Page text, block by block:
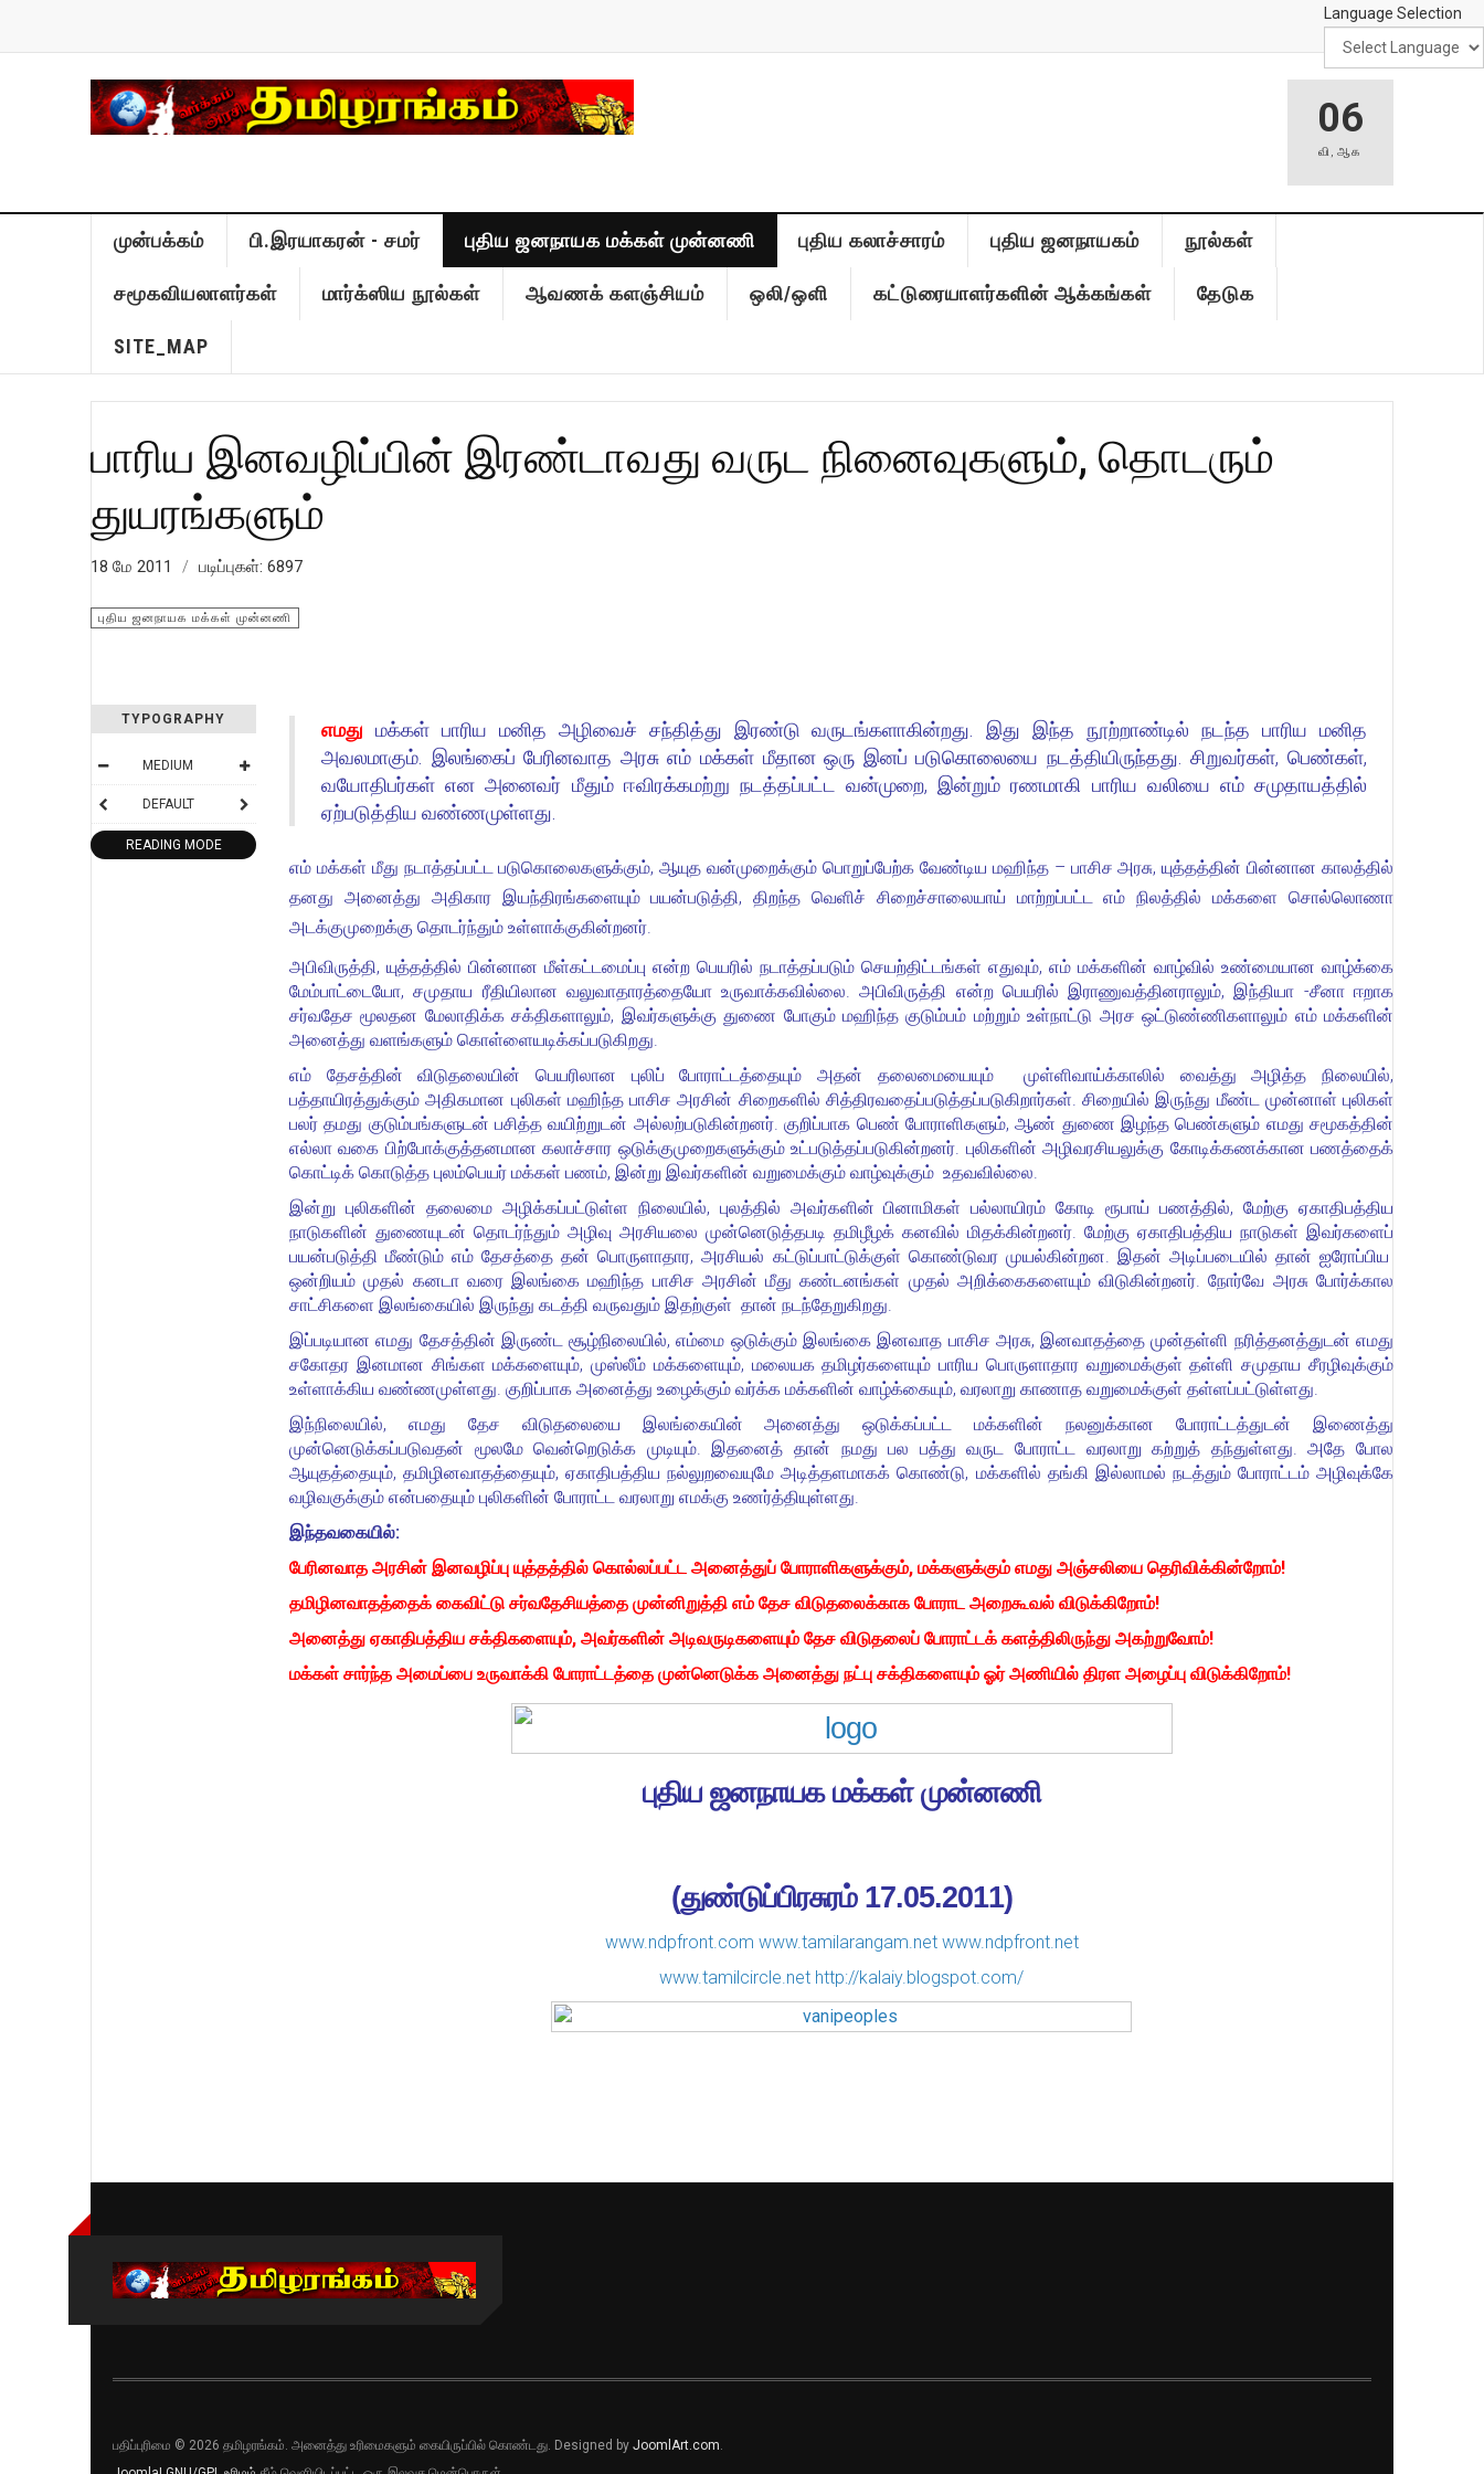
Language Selection
06
வி ,ஆக
முன்பக்கம் பி.இரயாகரன் - சமர் புதிய ஜனநாயக மக்கள் முன்னணி புதிய கலாச்சாரம் புதிய ஜனநாயகம் நூல்கள்
சமூகவியலாளர்கள் மார்க்ஸிய நூல்கள் ஆவணக் களஞ்சியம் ஒலி/ஒளி கட்டுரையாளர்களின் ஆக்கங்கள் தேடுக
SITE_MAP
பாரிய இனவழிப்பின் இரண்டாவது வருட நினைவுகளும், தொடரும்
துயரங்களும்
18 மே 2011 படிப்புகள்: 6897
புதிய ஜனநாயக மக்கள் முன்னணி
TYPOGRAPHY
MEDIUM
DEFAULT
READING MODE
எமது மக்கள் பாரிய மனித அழிவைச் சந்தித்து இரண்டு வருடங்களாகின்றது. இது இந்த நூற்றாண்டில் நடந்த பாரிய மனித
அவலமாகும். இலங்கைப் பேரினவாத அரசு எம் மக்கள் மீதான ஒரு இனப் படுகொலையை நடத்தியிருந்தது. சிறுவர்கள், பெண்கள்,
வயோதிபர்கள் என அனைவர் மீதும் ஈவிரக்கமற்று நடத்தப்பட்ட வன்முறை, இன்றும் ரணமாகி பாரிய வலியை எம் சமுதாயத்தில்
ஏற்படுத்திய வண்ணமுள்ளது.
எம் மக்கள் மீது நடாத்தப்பட்ட படுகொலைகளுக்கும், ஆயுத வன்முறைக்கும் பொறுப்பேற்க வேண்டிய மஹிந்த – பாசிச அரசு, யுத்தத்தின் பின்னான காலத்தில்
தனது அனைத்து அதிகார இயந்திரங்களையும் பயன்படுத்தி, திறந்த வெளிச் சிறைச்சாலையாய் மாற்றப்பட்ட எம் நிலத்தில் மக்களை சொல்லொணா
அடக்குமுறைக்கு தொடர்ந்தும் உள்ளாக்குகின்றனர்.
அபிவிருத்தி, யுத்தத்தில் பின்னான மீள்கட்டமைப்பு என்ற பெயரில் நடாத்தப்படும் செயற்திட்டங்கள் எதுவும், எம் மக்களின் வாழ்வில் உண்மையான வாழ்க்கை
மேம்பாட்டையோ, சமுதாய ரீதியிலான வலுவாதாரத்தையோ உருவாக்கவில்லை. அபிவிருத்தி என்ற பெயரில் இராணுவத்தினராலும், இந்தியா -சீனா ஈறாக
சர்வதேச மூலதன மேலாதிக்க சக்திகளாலும், இவர்களுக்கு துணை போகும் மஹிந்த குடும்பம் மற்றும் உள்நாட்டு அரச ஒட்டுண்ணிகளாலும் எம் மக்களின்
அனைத்து வளங்களும் கொள்ளையடிக்கப்படுகிறது.
எம் தேசத்தின் விடுதலையின் பெயரிலான புலிப் போராட்டத்தையும் அதன் தலைமையையும் முள்ளிவாய்க்காலில் வைத்து அழித்த நிலையில்,
பத்தாயிரத்துக்கும் அதிகமான புலிகள் மஹிந்த பாசிச அரசின் சிறைகளில் சித்திரவதைப்படுத்தப்படுகிறார்கள். சிறையில் இருந்து மீண்ட முன்னாள் புலிகள்
பலர் தமது குடும்பங்களுடன் பசித்த வயிற்றுடன் அல்லற்படுகின்றனர். குறிப்பாக பெண் போராளிகளும், ஆண் துணை இழந்த பெண்களும் எமது சமூகத்தின்
எல்லா வகை பிற்போக்குத்தனமான கலாச்சார ஒடுக்குமுறைகளுக்கும் உட்படுத்தப்படுகின்றனர். புலிகளின் அழிவரசியலுக்கு கோடிக்கணக்கான பணத்தைக்
கொட்டிக் கொடுத்த புலம்பெயர் மக்கள் பணம், இன்று இவர்களின் வறுமைக்கும் வாழ்வுக்கும் உதவவில்லை.
இன்று புலிகளின் தலைமை அழிக்கப்பட்டுள்ள நிலையில், புலத்தில் அவர்களின் பினாமிகள் பல்லாயிரம் கோடி ரூபாய் பணத்தில், மேற்கு ஏகாதிபத்திய
நாடுகளின் துணையுடன் தொடர்ந்தும் அழிவு அரசியலை முன்னெடுத்தபடி தமிழீழக் கனவில் மிதக்கின்றனர். மேற்கு ஏகாதிபத்திய நாடுகள் இவர்களைப்
பயன்படுத்தி மீண்டும் எம் தேசத்தை தன் பொருளாதார, அரசியல் கட்டுப்பாட்டுக்குள் கொண்டுவர முயல்கின்றன. இதன் அடிப்படையில் தான் ஐரோப்பிய
ஒன்றியம் முதல் கனடா வரை இலங்கை மஹிந்த பாசிச அரசின் மீது கண்டனங்கள் முதல் அறிக்கைகளையும் விடுகின்றனர். நோர்வே அரசு போர்க்கால
சாட்சிகளை இலங்கையில் இருந்து கடத்தி வருவதும் இதற்குள் தான் நடந்தேறுகிறது.
இப்படியான எமது தேசத்தின் இருண்ட சூழ்நிலையில், எம்மை ஒடுக்கும் இலங்கை இனவாத பாசிச அரசு, இனவாதத்தை முன்தள்ளி நரித்தனத்துடன் எமது
சகோதர இனமான சிங்கள மக்களையும், முஸ்லீம் மக்களையும், மலையக தமிழர்களையும் பாரிய பொருளாதார வறுமைக்குள் தள்ளி சமுதாய சீரழிவுக்கும்
உள்ளாக்கிய வண்ணமுள்ளது. குறிப்பாக அனைத்து உழைக்கும் வர்க்க மக்களின் வாழ்க்கையும், வரலாறு காணாத வறுமைக்குள் தள்ளப்பட்டுள்ளது.
இந்நிலையில், எமது தேச விடுதலையை இலங்கையின் அனைத்து ஒடுக்கப்பட்ட மக்களின் நலனுக்கான போராட்டத்துடன் இணைத்து
முன்னெடுக்கப்படுவதன் மூலமே வென்றெடுக்க முடியும். இதனைத் தான் நமது பல பத்து வருட போராட்ட வரலாறு கற்றுத் தந்துள்ளது. அதே போல
ஆயுதத்தையும், தமிழினவாதத்தையும், ஏகாதிபத்திய நல்லுறவையுமே அடித்தளமாகக் கொண்டு, மக்களில் தங்கி இல்லாமல் நடத்தும் போராட்டம் அழிவுக்கே
வழிவகுக்கும் என்பதையும் புலிகளின் போராட்ட வரலாறு எமக்கு உணர்த்தியுள்ளது.
இந்தவகையில்:
பேரினவாத அரசின் இனவழிப்பு யுத்தத்தில் கொல்லப்பட்ட அனைத்துப் போராளிகளுக்கும், மக்களுக்கும் எமது அஞ்சலியை தெரிவிக்கின்றோம்!
தமிழினவாதத்தைக் கைவிட்டு சர்வதேசியத்தை முன்னிறுத்தி எம் தேச விடுதலைக்காக போராட அறைகூவல் விடுக்கிறோம்!
அனைத்து ஏகாதிபத்திய சக்திகளையும், அவர்களின் அடிவருடிகளையும் தேச விடுதலைப் போராட்டக் களத்திலிருந்து அகற்றுவோம்!
மக்கள் சார்ந்த அமைப்பை உருவாக்கி போராட்டத்தை முன்னெடுக்க அனைத்து நட்பு சக்திகளையும் ஓர் அணியில் திரள அழைப்பு விடுக்கிறோம்!
புதிய ஜனநாயக மக்கள் முன்னணி
(துண்டுப்பிரசுரம் 17.05.2011)
www.ndpfront.com www.tamilarangam.net www.ndpfront.net
www.tamilcircle.net http://kalaiy.blogspot.com/
பதிப்புரிமை © 2026 தமிழரங்கம். அனைத்து உரிமைகளும் கையிருப்பில் கொண்டது. Designed by JoomlArt.com.